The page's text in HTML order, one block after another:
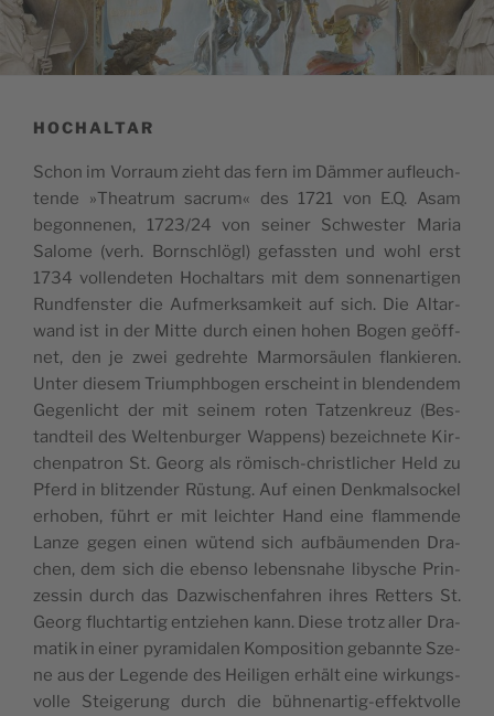
HOCHALTAR
Schon im Vorraum zieht das fern im Däm­mer aufleuch­
ten­de »Thea­trum sacrum« des 1721 von E.Q. Asam
begon­ne­nen, 1723/24 von sei­ner Sch­wes­ter Maria
Salo­me (verh. Borns­chlögl) gefass­ten und wohl erst
1734 vollen­de­ten Hochal­tars mit dem son­ne­nar­ti­gen
Rund­fens­ter die Auf­merk­sam­keit auf sich. Die Altar­
wand ist in der Mit­te durch einen hohen Bogen geöff­
net, den je zwei gedreh­te Mar­mor­säu­len flan­kie­ren.
Unter die­sem Triumph­bo­gen ers­cheint in blen­den­dem
Gegen­licht der mit sei­nem roten Tatzen­kreuz (Bes­
tand­teil des Wel­ten­bur­ger Wap­pens) bezeich­ne­te Kir­
chen­pa­tron St. Georg als römisch-christli­cher Held zu
Pferd in blitzen­der Rüs­tung. Auf einen Denk­mal­soc­kel
erho­ben, führt er mit leich­ter Hand eine flam­men­de
Lan­ze gegen einen wütend sich auf­bäu­men­den Dra­
chen, dem sich die eben­so lebens­nahe libys­che Prin­
zes­sin durch das Daz­wis­chen­fah­ren ihres Ret­ters St.
Georg fluch­tar­tig entziehen kann. Die­se trotz aller Dra­
ma­tik in einer pyra­mi­da­len Kom­po­si­tion gebann­te Sze­
ne aus der Legen­de des Hei­li­gen erhält eine wir­kungs­
vo­lle Stei­ge­rung durch die büh­ne­nar­tig-effekt­vo­lle